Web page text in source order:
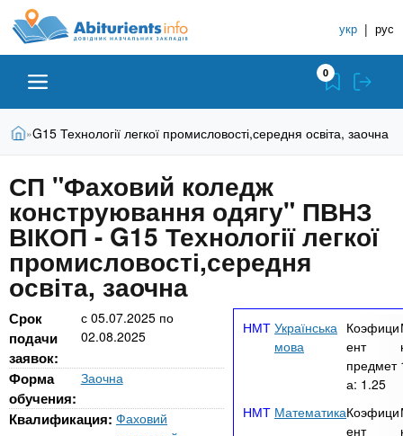
A
b
i
t
u
r
i
e
n
п
р
в
о
н
и
к
У
ч
е
б
н
ы
х
укр | рус
Абитуриенту
Вузы
Колледжи
Курсы
Частные школы
MBA
0
В
д
е
с
ь
Главная
»G15 Технології легкої промисловості,середня освіта, заочна
СП "Фаховий коледж
конструювання одягу" ПВНЗ
ВІКОП - G15 Технології легкої
промисловості,середня
освіта, заочна
Срок
подачи
заявок:
с 05.07.2025по
02.08.2025
Форма
обучения:
Заочна
Квалификация: Фаховий
Українська
мова
Коэфици
ент
предмет
а: 1.25
МатематикаКоэфици
ент